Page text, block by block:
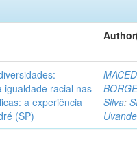
igualdade racial nas
a experiência
(SP)
Silva;